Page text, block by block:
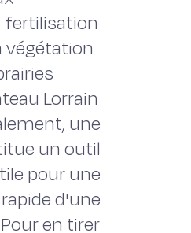
fertilisation
végétation
Lorrain
une
un outil
pour une
d'une
en tirer